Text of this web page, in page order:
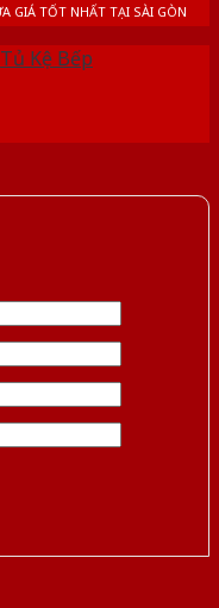
GIÁ TỐT NHẤT TẠI SÀI GÒN
Tủ Kệ Bếp